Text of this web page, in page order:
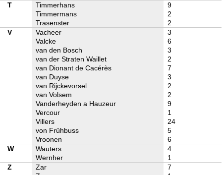
T
Timmerhans
9
Timmermans
2
Trasenster
2
V
Vacheer
3
Valcke
6
van den Bosch
3
van der Straten Waillet
2
van Dionant de Cacérès
7
van Duyse
3
van Rijckevorsel
2
van Volsem
2
Vanderheyden a Hauzeur
9
Vercour
1
Villers
24
von Frühbuss
5
Vroonen
6
W
Wauters
4
Wernher
1
Z
Zar
7